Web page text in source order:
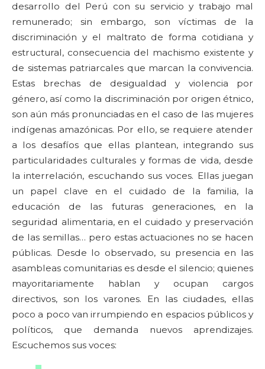
desarrollo del Perú con su servicio y trabajo mal
remunerado; sin embargo, son víctimas de la
discriminación y el maltrato de forma cotidiana y
estructural, consecuencia del machismo existente y
de sistemas patriarcales que marcan la convivencia.
Estas brechas de desigualdad y violencia por
género, así como la discriminación por origen étnico,
son aún más pronunciadas en el caso de las mujeres
indígenas amazónicas. Por ello, se requiere atender
a los desafíos que ellas plantean, integrando sus
particularidades culturales y formas de vida, desde
la interrelación, escuchando sus voces. Ellas juegan
un papel clave en el cuidado de la familia, la
educación de las futuras generaciones, en la
seguridad alimentaria, en el cuidado y preservación
de las semillas… pero estas actuaciones no se hacen
públicas. Desde lo observado, su presencia en las
asambleas comunitarias es desde el silencio; quienes
mayoritariamente hablan y ocupan cargos
directivos, son los varones. En las ciudades, ellas
poco a poco van irrumpiendo en espacios públicos y
políticos, que demanda nuevos aprendizajes.
Escuchemos sus voces: